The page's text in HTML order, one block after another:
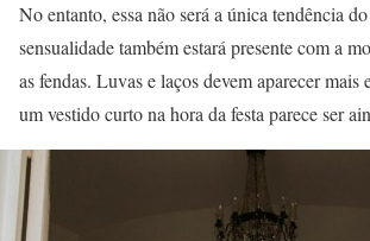
No entanto, essa não será a única tendência
sensualidade também estará presente com a
as fendas. Luvas e laços devem aparecer mais
um vestido curto na hora da festa parece ser